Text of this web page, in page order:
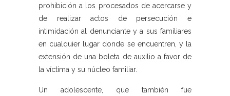
prohibición a los procesados de acercarse y
de realizar actos de persecución e
intimidación al denunciante y a sus familiares
en cualquier lugar donde se encuentren, y la
extensión de una boleta de auxilio a favor de
la víctima y su núcleo familiar.
Un adolescente, que también fue